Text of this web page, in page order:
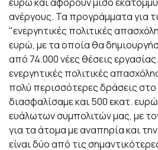
ανέργους. Τα προγράμματα για
"ενεργητικές πολιτικές
ευρώ, με τα οποία θα
από 74.000 νέες θέσεις εργασίας.
ενεργητικές πολιτικές
πολύ περισσότερες δράσεις
διασφαλίσαμε και 500 εκατ.
ευάλωτων συμπολιτών μας, με
για τα άτομα με αναπηρία και
είναι δύο από τις